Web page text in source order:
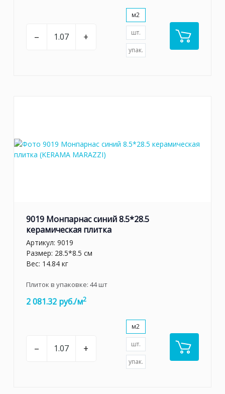
– +
м2
шт.
упак.
9019 Монпарнас синий 8.5*28.5
керамическая плитка
Артикул: 9019
Размер: 28.5*8.5 см
Вес: 14.84 кг
Плиток в упаковке: 44шт
2 081.32 руб./м2
– +
м2
шт.
упак.